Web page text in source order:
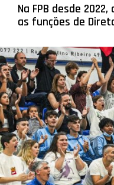
Na FPB desde
as funções de